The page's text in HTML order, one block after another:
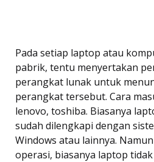
Pada setiap laptop atau
pabrik, tentu menyertakan
perangkat lunak untuk
perangkat tersebut. Cara
lenovo, toshiba. Biasanya
sudah dilengkapi dengan
Windows atau lainnya.
operasi, biasanya laptop